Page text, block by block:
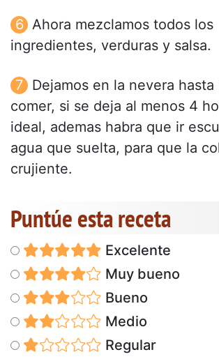
Ahora mezclamos todos los
ingredientes, verduras y salsa.
Dejamos en la nevera hasta
comer, si se deja al menos 4
ideal, ademas habra que ir
agua que suelta, para que la
crujiente.
Puntúe esta receta
Excelente
Muy bueno
Bueno
Medio
Regular